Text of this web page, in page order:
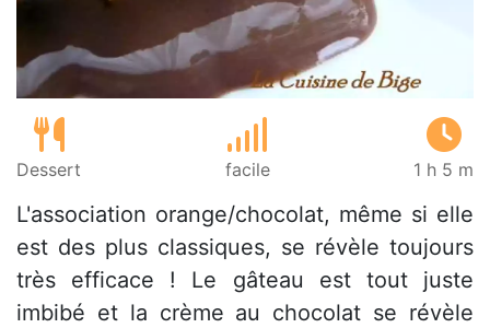
Dessert facile 1 h 5 m
L'association orange/chocolat, même si elle
est des plus classiques, se révèle toujours
très efficace ! Le gâteau est tout juste
imbibé et la crème au chocolat se révèle